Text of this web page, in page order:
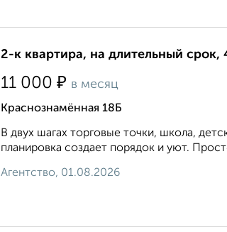
2-к квартира, на длительный срок,
11 000 ₽ в месяц
Краснознамённая 18Б
В двух шагах торговые точки, школа,
планировка создает порядок и уют.
Агентство, 01.08.2026